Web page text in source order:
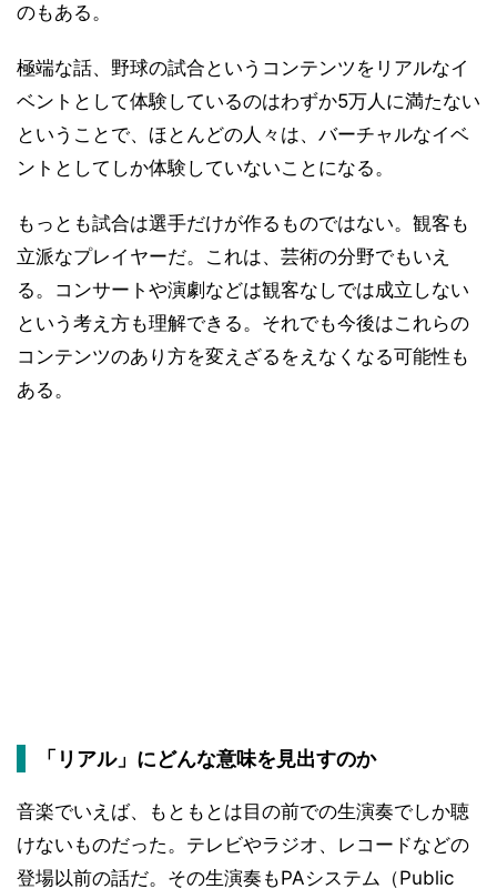
のもある。
極端な話、野球の試合というコンテンツをリアルなイ
ベントとして体験しているのはわずか5万人に満たない
ということで、ほとんどの人々は、バーチャルなイベ
ントとしてしか体験していないことになる。
もっとも試合は選手だけが作るものではない。観客も
立派なプレイヤーだ。これは、芸術の分野でもいえ
る。コンサートや演劇などは観客なしでは成立しない
という考え方も理解できる。それでも今後はこれらの
コンテンツのあり方を変えざるをえなくなる可能性も
ある。
「リアル」にどんな意味を見出すのか
音楽でいえば、もともとは目の前での生演奏でしか聴
けないものだった。テレビやラジオ、レコードなどの
登場以前の話だ。その生演奏もPAシステム（Public